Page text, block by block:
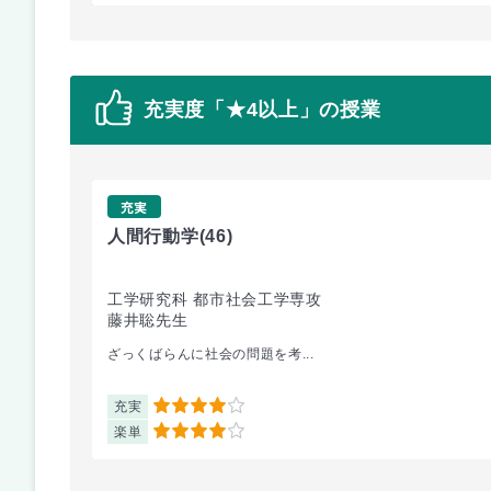
充実度「★4以上」の授業
充実
人間行動学(46)
工学研究科 都市社会工学専攻
藤井聡先生
ざっくばらんに社会の問題を考...
充実 4
楽単 4